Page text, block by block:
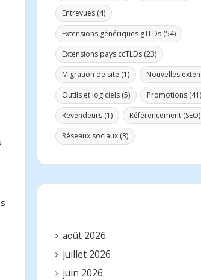
Entrevues (4)
Extensions génériques gTLDs (54)
Extensions pays ccTLDs (23)
Migration de site (1) Nouvelles
Outils et logiciels (5) Promotions (41)
Revendeurs (1) Référencement (SEO)
Réseaux sociaux (3)
août 2026
juillet 2026
juin 2026